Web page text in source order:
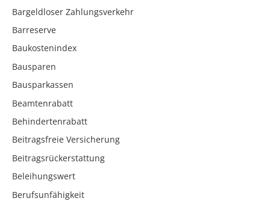
Bargeldloser Zahlungsverkehr
Barreserve
Baukostenindex
Bausparen
Bausparkassen
Beamtenrabatt
Behindertenrabatt
Beitragsfreie Versicherung
Beitragsrückerstattung
Beleihungswert
Berufsunfähigkeit